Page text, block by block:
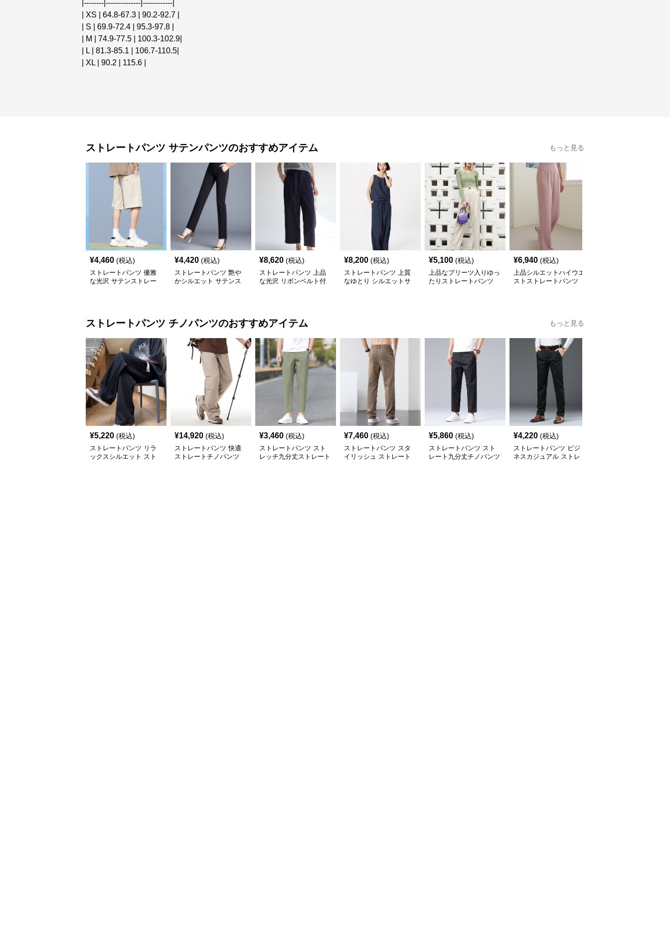
|--------|--------------|------------|
| XS | 64.8-67.3 | 90.2-92.7 |
| S | 69.9-72.4 | 95.3-97.8 |
| M | 74.9-77.5 | 100.3-102.9|
| L | 81.3-85.1 | 106.7-110.5|
| XL | 90.2 | 115.6 |
ストレートパンツ サテンパンツのおすすめアイテム もっと見る
¥4,460 (税込)
ストレートパンツ 優雅
な光沢 サテンストレー
¥4,420 (税込)
ストレートパンツ 艶や
かシルエット サテンス
¥8,620 (税込)
ストレートパンツ 上品
な光沢 リボンベルト付
¥8,200 (税込)
ストレートパンツ 上質
なゆとり シルエットサ
¥5,100 (税込)
上品なプリーツ入りゆっ
たりストレートパンツ
¥6,940 (税込)
上品シルエットハイウエ
ストストレートパンツ
ストレートパンツ チノパンツのおすすめアイテム もっと見る
¥5,220 (税込)
ストレートパンツ リラ
ックスシルエット スト
¥14,920 (税込)
ストレートパンツ 快適
ストレートチノパンツ
¥3,460 (税込)
ストレートパンツ スト
レッチ九分丈ストレート
¥7,460 (税込)
ストレートパンツ スタ
イリッシュ ストレート
¥5,860 (税込)
ストレートパンツ スト
レート九分丈チノパンツ
¥4,220 (税込)
ストレートパンツ ビジ
ネスカジュアル ストレ